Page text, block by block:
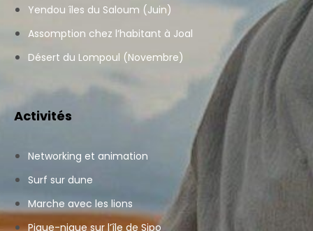
Yendou îles du Saloum (Juin)
Assomption chez l’habitant à Joal
Désert du Lompoul (Novembre)
Activités
Networking et animation
Surf sur dune
Marche avec les lions
Pique-nique sur l’île de Sipo